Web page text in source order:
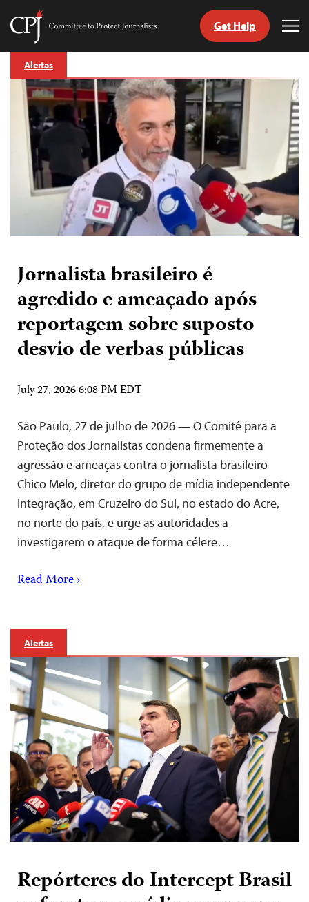
Skip
content
Committee
Journalists
Get Help
Alertas
Jornalista brasileiro é
agredido e ameaçado após
reportagem sobre suposto
desvio de verbas públicas
July 27, 2026 6:08 PM EDT
São Paulo, 27 de julho de 2026 — O Comitê para a
Proteção dos Jornalistas condena firmemente a
agressão e ameaças contra o jornalista brasileiro
Chico Melo, diretor do grupo de mídia independente
Integração, em Cruzeiro do Sul, no estado do Acre,
no norte do país, e urge as autoridades a
investigarem o ataque de forma célere…
Read More ›
Alertas
Repórteres do Intercept Brasil